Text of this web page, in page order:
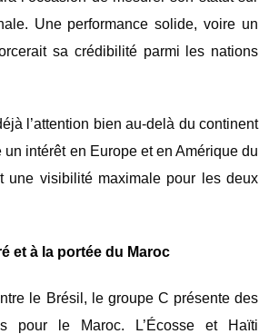
Une performance solide, voire un
sa crédibilité parmi les nations
l’attention bien au-delà du continent
intérêt en Europe et en Amérique du
une visibilité maximale pour les deux
et à la portée du Maroc
le Brésil, le groupe C présente des
pour le Maroc. L’Écosse et Haïti